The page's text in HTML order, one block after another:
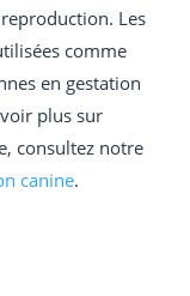
Les
comme
en gestation
plus sur
consultez notre
canine.